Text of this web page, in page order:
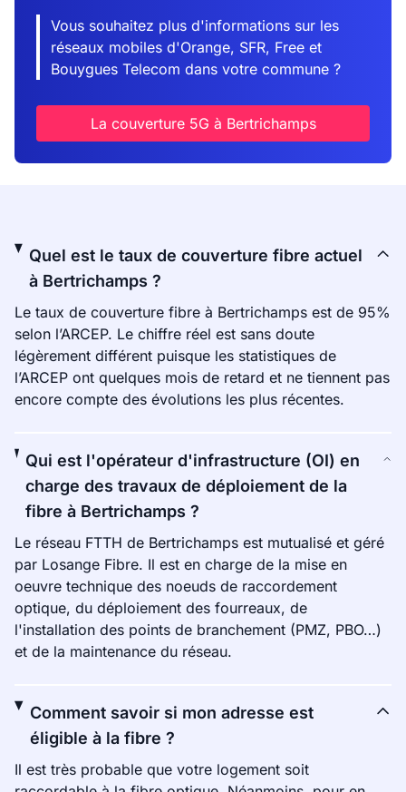
Vous souhaitez plus d'informations sur les
réseaux mobiles d'Orange, SFR, Free et
Bouygues Telecom dans votre commune ?
La couverture 5G à Bertrichamps
Quel est le taux de couverture fibre actuel
à Bertrichamps ?
Le taux de couverture fibre à Bertrichamps est de 95%
selon l’ARCEP. Le chiffre réel est sans doute
légèrement différent puisque les statistiques de
l’ARCEP ont quelques mois de retard et ne tiennent pas
encore compte des évolutions les plus récentes.
Qui est l'opérateur d'infrastructure (OI) en
charge des travaux de déploiement de la
fibre à Bertrichamps ?
Le réseau FTTH de Bertrichamps est mutualisé et géré
par Losange Fibre. Il est en charge de la mise en
oeuvre technique des noeuds de raccordement
optique, du déploiement des fourreaux, de
l'installation des points de branchement (PMZ, PBO…)
et de la maintenance du réseau.
Comment savoir si mon adresse est
éligible à la fibre ?
Il est très probable que votre logement soit